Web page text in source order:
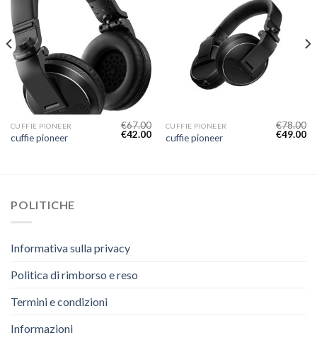
CUFFIE PIONEER
cuffie pioneer
€67.00
€42.00
CUFFIE PIONEER
cuffie pioneer
€78.00
€49.00
POLITICHE
Informativa sulla privacy
Politica di rimborso e reso
Termini e condizioni
Informazioni